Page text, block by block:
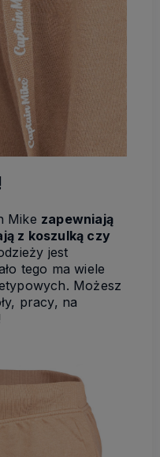
Mike zapewniają
z koszulką czy
jest
tego ma wiele
Możesz
pracy, na